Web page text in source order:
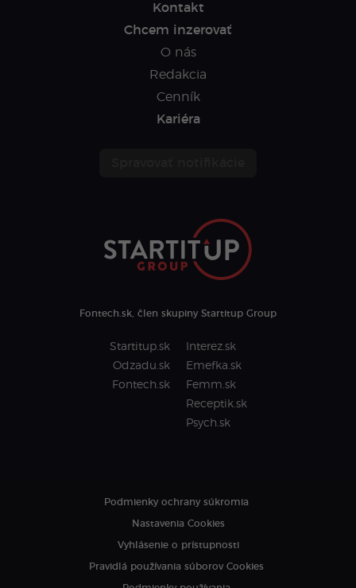
Kontakt
Chcem inzerovať
O nás
Redakcia
Cenník
Kariéra
Fontech.sk, člen skupiny Startitup Group
Startitup.sk
Odzadu.sk
Fontech.sk
Interez.sk
Emefka.sk
Femm.sk
Receptik.sk
Psych.sk
Podmienky ochrany súkromia
Nastavenia Cookies
Vyhlásenie o prístupnosti
Pravidlá používania súborov Cookies